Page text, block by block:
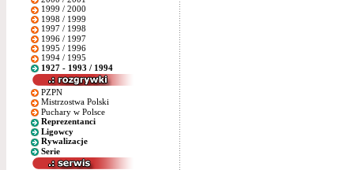
1999 / 2000
1998 / 1999
1997 / 1998
1996 / 1997
1995 / 1996
1994 / 1995
1927 - 1993 / 1994
PZPN
Mistrzostwa Polski
Puchary w Polsce
Reprezentanci
Ligowcy
Rywalizacje
Serie